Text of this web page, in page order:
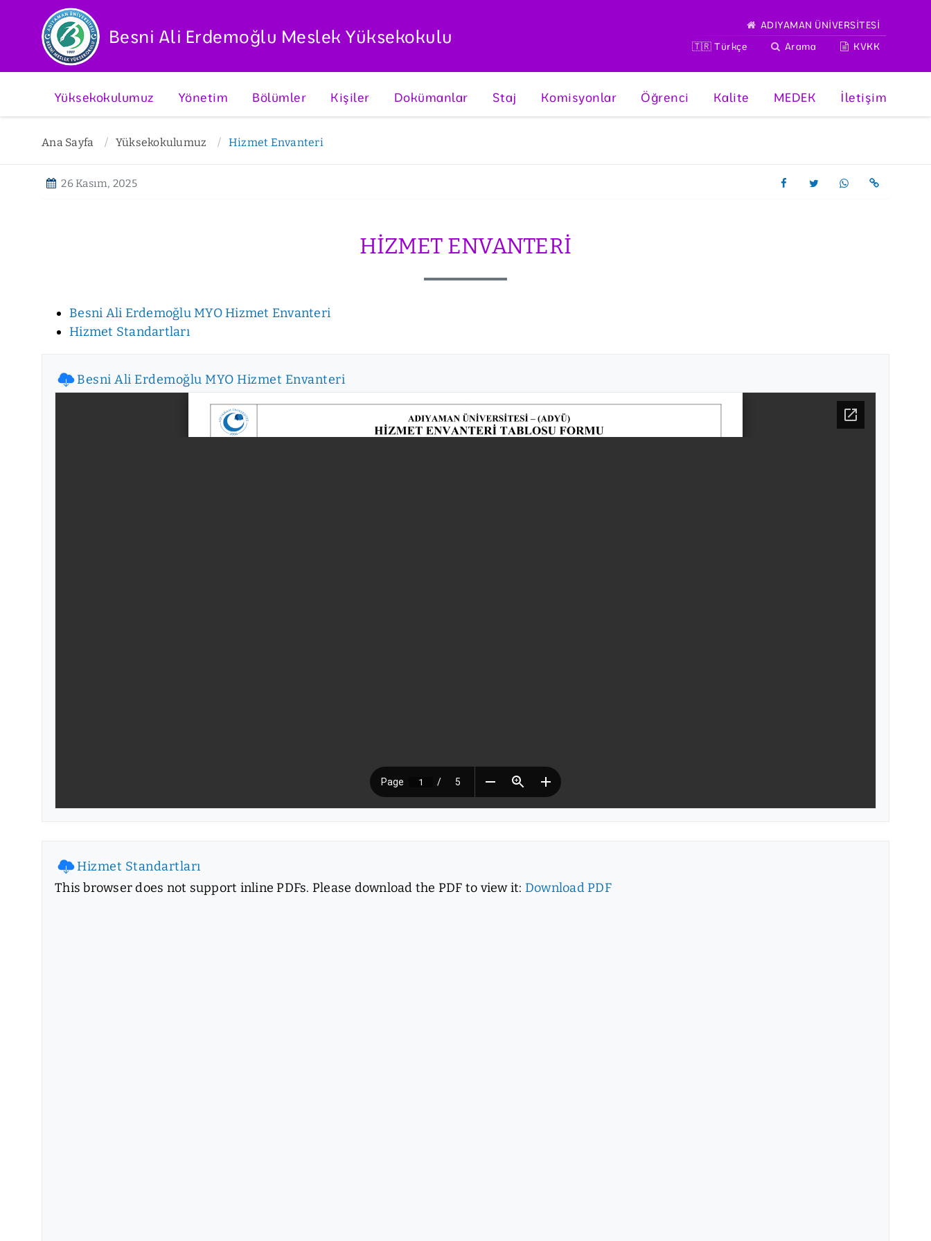
ADIYAMAN ÜNİVERSİTESİ
🇹🇷 Türkçe
Arama KVKK
Besni Ali Erdemoğlu Meslek Yüksekokulu
Yüksekokulumuz Yönetim Bölümler Kişiler Dokümanlar Staj Komisyonlar Öğrenci Kalite MEDEK İletişim
Ana Sayfa Yüksekokulumuz Hizmet Envanteri
26 Kasım, 2025
HIZMET ENVANTERI
Besni Ali Erdemoğlu MYO Hizmet Envanteri
Hizmet Standartları
Besni Ali Erdemoğlu MYO Hizmet Envanteri
Hizmet Standartları
This browser does not support inline PDFs. Please download the PDF to view it: Download PDF